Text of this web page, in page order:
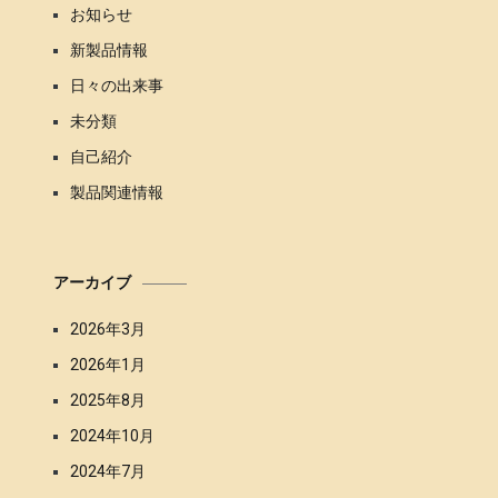
お知らせ
新製品情報
日々の出来事
未分類
自己紹介
製品関連情報
アーカイブ
2026年3月
2026年1月
2025年8月
2024年10月
2024年7月